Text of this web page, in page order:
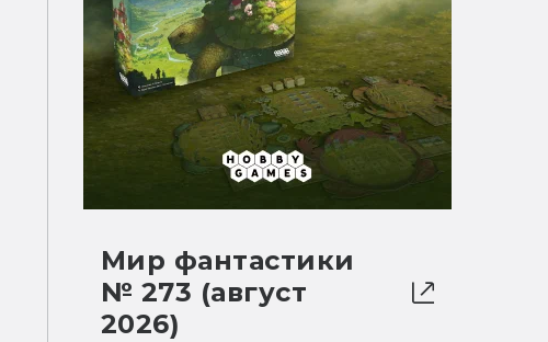
Мир фантастики
№ 273 (август
2026)